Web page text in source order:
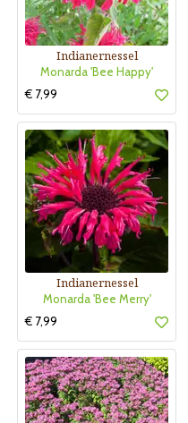
Indianernessel
Monarda 'Bee Happy'
€ 7,99
Indianernessel
Monarda 'Bee Merry'
€ 7,99